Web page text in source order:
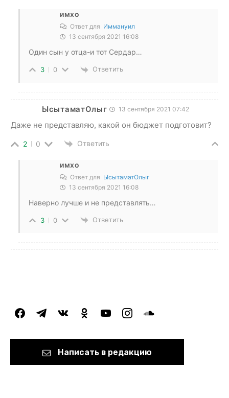
имхо
Ответ для Иммануил
13 сентября 2021 16:08
Один сын у отца-и тот Сердар…
3 0 Ответить
ЫсытаматОлыг 13 сентября 2021 07:42
Даже не представляю, какой он бюджет подготовит?
2 0 Ответить
имхо
Ответ для ЫсытаматОлыг
13 сентября 2021 16:08
Наверно лучше и не представлять…
3 0 Ответить
facebooktelegramvkontakteodnoklassniki
youtubeinstagramsoundcloud
Написать в редакцию